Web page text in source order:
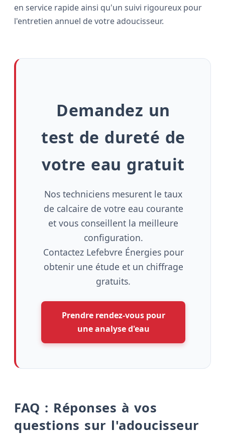
en service rapide ainsi qu'un suivi rigoureux pour
l'entretien annuel de votre adoucisseur.
Demandez un
test de dureté de
votre eau gratuit
Nos techniciens mesurent le taux
de calcaire de votre eau courante
et vous conseillent la meilleure
configuration.
Contactez Lefebvre Énergies pour
obtenir une étude et un chiffrage
gratuits.
Prendre rendez-vous pour
une analyse d'eau
FAQ : Réponses à vos
questions sur l'adoucisseur